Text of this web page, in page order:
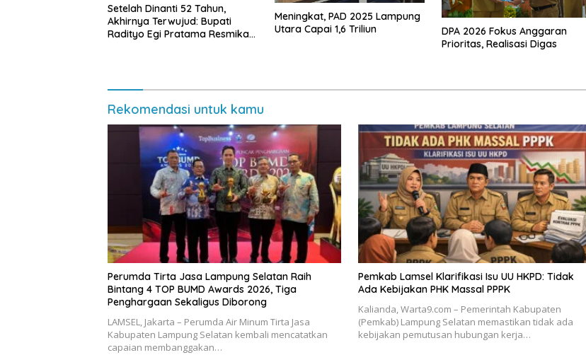
Setelah Dinanti 52 Tahun,
Akhirnya Terwujud: Bupati
Radityo Egi Pratama Resmikan
Meningkat, PAD 2025 Lampung
Utara Capai 1,6 Triliun
DPA 2026 Fokus Anggaran
Prioritas, Realisasi Digas
Rekomendasi untuk kamu
Perumda Tirta Jasa Lampung Selatan Raih
Bintang 4 TOP BUMD Awards 2026, Tiga
Penghargaan Sekaligus Diborong
LAMSEL, Jakarta – Perumda Air Minum Tirta Jasa
Kabupaten Lampung Selatan kembali mencatatkan
capaian membanggakan…
Pemkab Lamsel Klarifikasi Isu UU HKPD: Tidak
Ada Kebijakan PHK Massal PPPK
Kalianda, Warta9.com – Pemerintah Kabupaten
(Pemkab) Lampung Selatan memastikan tidak ada
kebijakan pemutusan hubungan kerja…